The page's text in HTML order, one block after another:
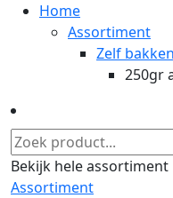
Home
Assortiment
Zelf bakken
250gr
Bekijk hele assortiment
Assortiment